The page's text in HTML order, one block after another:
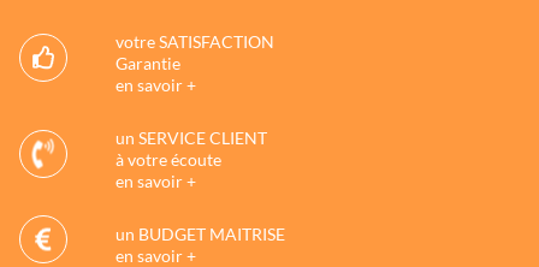
votre SATISFACTION
Garantie
en savoir +
un SERVICE CLIENT
à votre écoute
en savoir +
un BUDGET MAITRISE
en savoir +